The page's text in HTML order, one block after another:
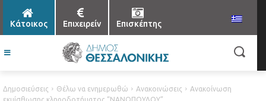
Κάτοικος Επιχειρείν Επισκέπτης
Δημοσιεύσεις Θέλω να ενημερωθώ Ανακοινώσεις
Ανακοίνωση
εκμίσθωσης κληροδοτήματος “ΝΑΝΟΠΟΥΛΟΥ”.